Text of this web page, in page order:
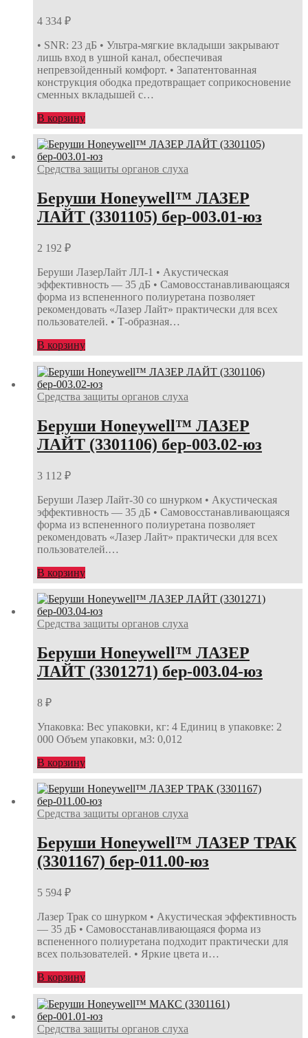
4 334 ₽
• SNR: 23 дБ • Ультра-мягкие вкладыши закрывают
лишь вход в ушной канал, обеспечивая
непревзойденный комфорт. • Запатентованная
конструкция ободка предотвращает соприкосновение
сменных вкладышей с…
В корзину
Средства защиты органов слуха
Беруши Honeywell™ ЛАЗЕР
ЛАЙТ (3301105) бер-003.01-юз
2 192 ₽
Беруши ЛазерЛайт ЛЛ-1 • Акустическая
эффективность — 35 дБ • Самовосстанавливающаяся
форма из вспененного полиуретана позволяет
рекомендовать «Лазер Лайт» практически для всех
пользователей. • Т-образная…
В корзину
Средства защиты органов слуха
Беруши Honeywell™ ЛАЗЕР
ЛАЙТ (3301106) бер-003.02-юз
3 112 ₽
Беруши Лазер Лайт-30 со шнурком • Акустическая
эффективность — 35 дБ • Самовосстанавливающаяся
форма из вспененного полиуретана позволяет
рекомендовать «Лазер Лайт» практически для всех
пользователей.…
В корзину
Средства защиты органов слуха
Беруши Honeywell™ ЛАЗЕР
ЛАЙТ (3301271) бер-003.04-юз
8 ₽
Упаковка: Вес упаковки, кг: 4 Единиц в упаковке: 2
000 Объем упаковки, м3: 0,012
В корзину
Средства защиты органов слуха
Беруши Honeywell™ ЛАЗЕР ТРАК
(3301167) бер-011.00-юз
5 594 ₽
Лазер Трак со шнурком • Акустическая эффективность
— 35 дБ • Самовосстанавливающаяся форма из
вспененного полиуретана подходит практически для
всех пользователей. • Яркие цвета и…
В корзину
Средства защиты органов слуха